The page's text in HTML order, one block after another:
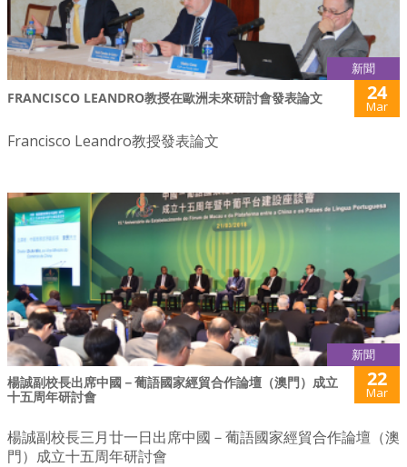
新聞
FRANCISCO LEANDRO教授在歐洲未來研討會發表論文 24
Mar
Francisco Leandro教授發表論文
新聞
楊誠副校長出席中國－葡語國家經貿合作論壇（澳門）成立
十五周年研討會
22
Mar
楊誠副校長三月廿一日出席中國－葡語國家經貿合作論壇（澳
門）成立十五周年研討會